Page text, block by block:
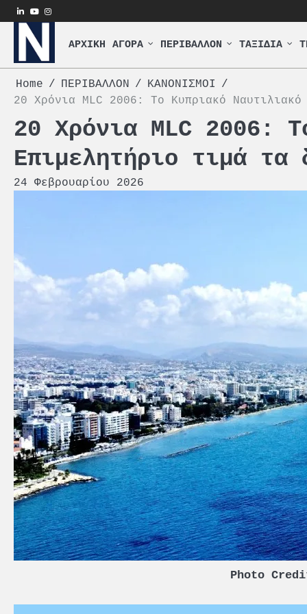
Skip
to
content
linkedin
youtube
instagram
ΑΡΧΙΚΗ ΑΓΟΡΑ ΠΕΡΙΒΑΛΛΟΝ ΤΑΞΙΔΙΑ
Home ΠΕΡΙΒΑΛΛΟΝ
ΚΑΝΟΝΙΣΜΟΙ
20 Χρόνια MLC 2006: Το Κυπριακό
20 Χρόνια MLC 2006:
Επιμελητήριο τιμά τα
24 Φεβρουαρίου 2026
Photo